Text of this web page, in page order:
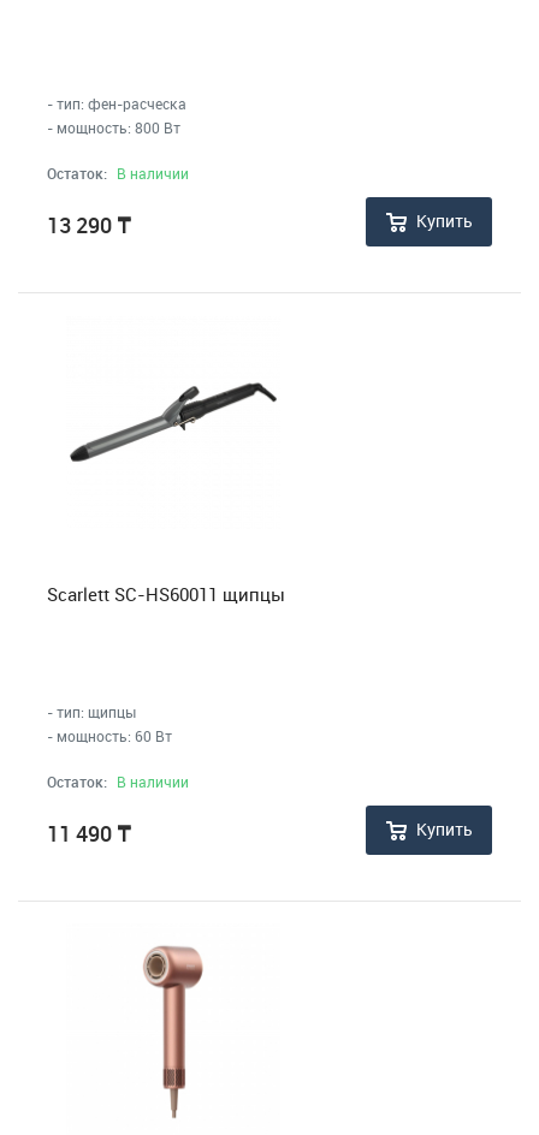
- тип: фен-расческа
- мощность: 800 Вт
Остаток: В наличии
13 290 ₸ Купить
Scarlett SC-HS60011 щипцы
- тип: щипцы
- мощность: 60 Вт
Остаток: В наличии
11 490 ₸ Купить